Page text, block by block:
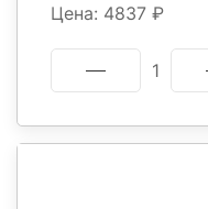
Цена: 4837 ₽
1